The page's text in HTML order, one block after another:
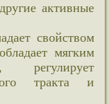
активные
свойством
мягким
регулирует
тракта и